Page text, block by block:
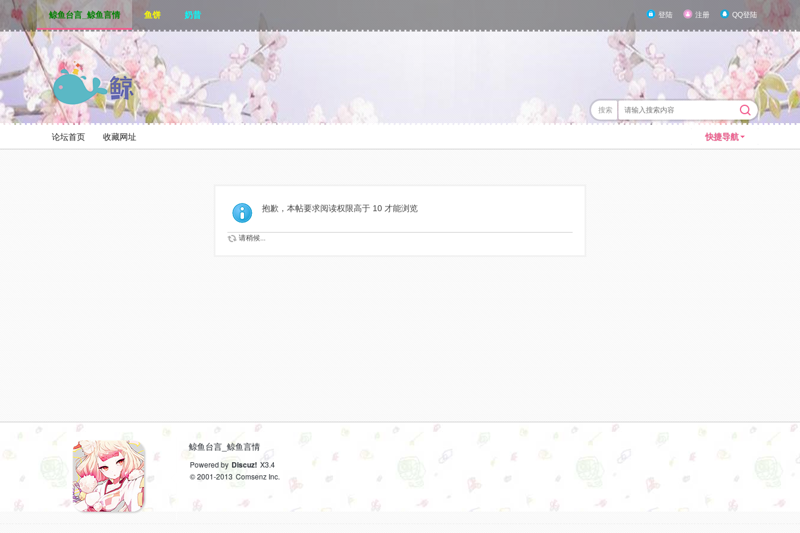
鲸鱼台言_鲸鱼言情 鱼饼 奶昔 登陆 注册 QQ登陆
搜索
快捷导航
论坛首页 收藏网址
抱歉，本帖要求阅读权限高于 10 才能浏览
请稍候...
鲸鱼台言_鲸鱼言情
Powered by Discuz! X3.4
© 2001-2013 Comsenz Inc.